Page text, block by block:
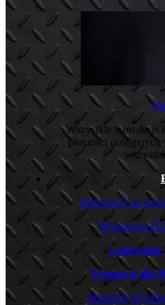
Wszystkie transakcje
płatności
Informacje na
Rejestracja
Logowanie
Promocje dla
Materiały do